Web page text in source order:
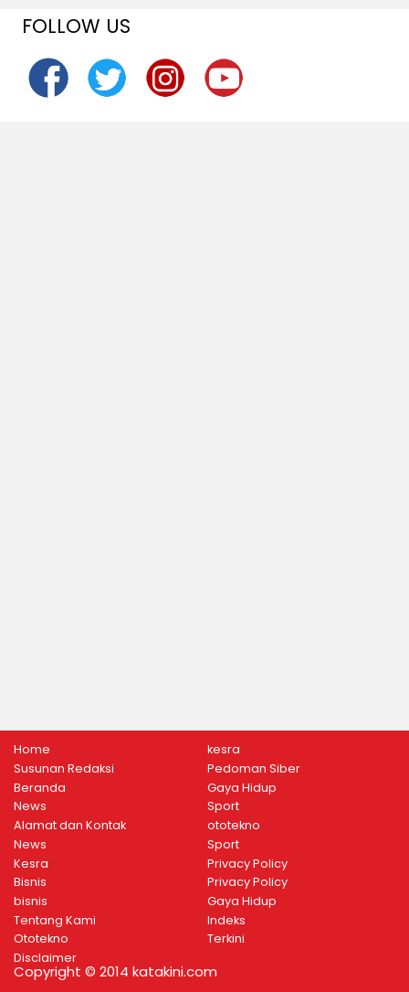
FOLLOW US
Home
Susunan Redaksi
Beranda
News
Alamat dan Kontak
News
Kesra
Bisnis
bisnis
Tentang Kami
Ototekno
Disclaimer
kesra
Pedoman Siber
Gaya Hidup
Sport
ototekno
Sport
Privacy Policy
Privacy Policy
Gaya Hidup
Indeks
Terkini
Copyright © 2014 katakini.com